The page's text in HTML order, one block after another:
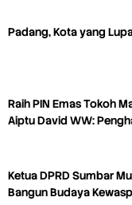
Padang, Kota yang
Raih PIN Emas Tokoh
Aiptu David WW:
Ketua DPRD Sumbar
Bangun Budaya